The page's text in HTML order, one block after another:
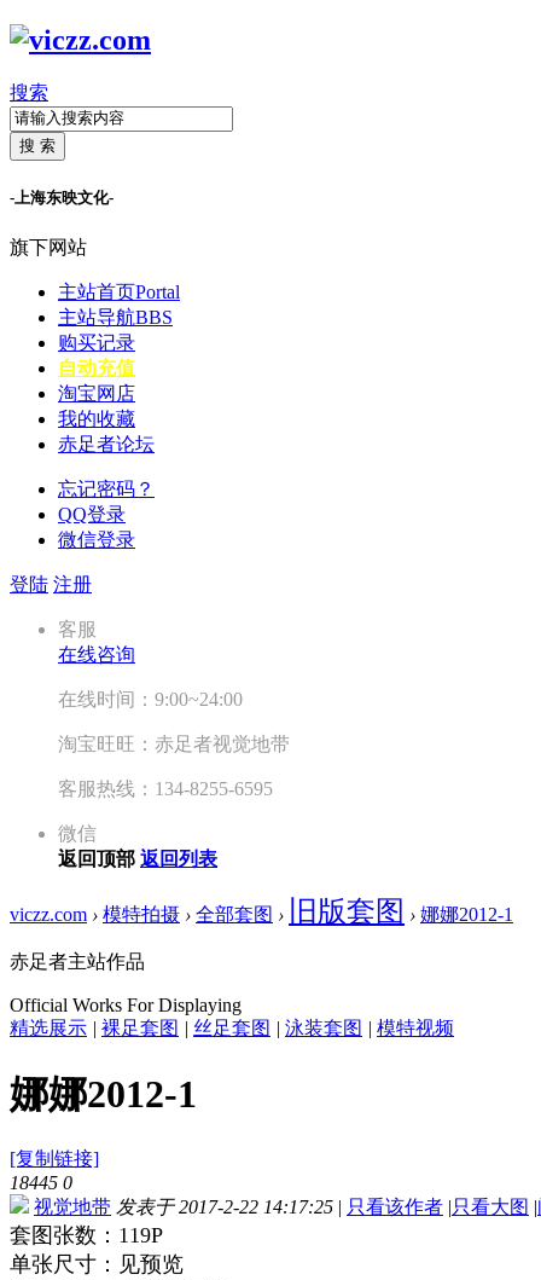
搜索
搜 索
-上海东映文化-
旗下网站
主站首页Portal
主站导航BBS
购买记录
自动充值
淘宝网店
我的收藏
赤足者论坛
忘记密码？
QQ登录
微信登录
登陆 注册
客服
在线咨询
在线时间：9:00~24:00
淘宝旺旺：赤足者视觉地带
客服热线：134-8255-6595
微信
返回顶部 返回列表
viczz.com › 模特拍摄 › 全部套图 › 旧版套图 › 娜娜2012-1
赤足者主站作品
Official Works For Displaying
精选展示 | 裸足套图 | 丝足套图 | 泳装套图 | 模特视频
娜娜2012-1
[复制链接]
18445 0
视觉地带 发表于 2017-2-22 14:17:25 | 只看该作者 |只看大图 |
套图张数：119P
单张尺寸：见预览